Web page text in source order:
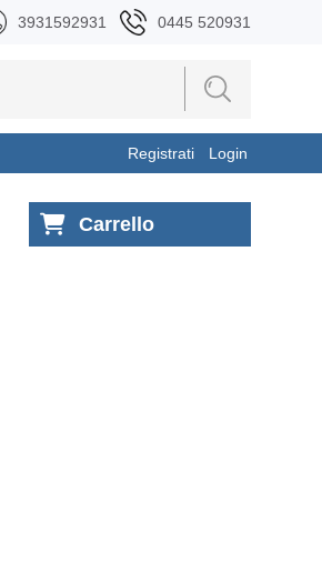
3931592931 0445 520931
Registrati Login
Carrello